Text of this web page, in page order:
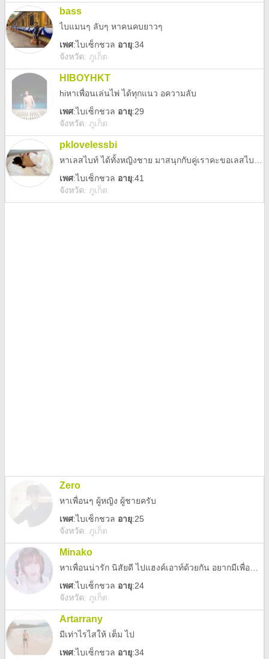
bass
ไบแมนๆ ลับๆ หาคนคบยาวๆ
เพศ:ไบเซ็กชวล อายุ:34
จังหวัด: ภูเก็ต
HIBOYHKT
hiหาเพื่อนเล่นไพ่ ได้ทุกแนว อความลับ
เพศ:ไบเซ็กชวล อายุ:29
จังหวัด: ภูเก็ต
pklovelessbi
เพศ:ไบเซ็กชวล อายุ:41
จังหวัด: ภูเก็ต
Zero
หาเพื่อนๆ ผู้หญิง ผู้ชายครับ
เพศ:ไบเซ็กชวล อายุ:25
จังหวัด: ภูเก็ต
Minako
เพศ:ไบเซ็กชวล อายุ:24
จังหวัด: ภูเก็ต
Artarrany
มีเท่าไรไสให้​ เต็ม ไป
เพศ:ไบเซ็กชวล อายุ:34